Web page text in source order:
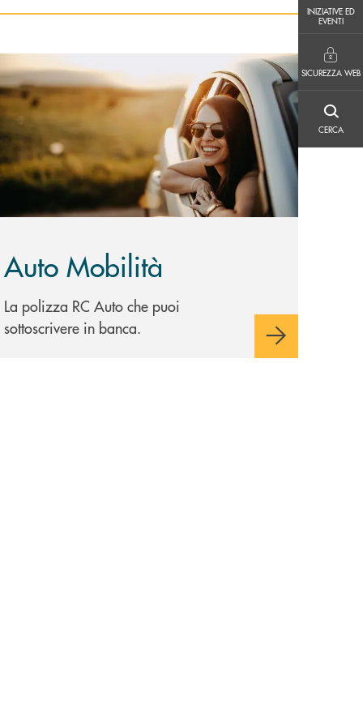
INIZIATIVE ED
EVENTI
SICUREZZA WEB
SICUREZZA WEB
CERCA
CERCA
Scopri di più Auto Mobilità
Auto Mobilità
La polizza RC Auto che puoi
sottoscrivere in banca.